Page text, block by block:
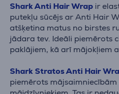
Shark Anti Hair Wrap ir
putekļu sūcējs ar Anti Hair
atšķetina matus no birstes
jādara tev. Ideāli piemērots
paklājiem, kā arī mājokļiem
Shark Stratos Anti Hair
piemērots